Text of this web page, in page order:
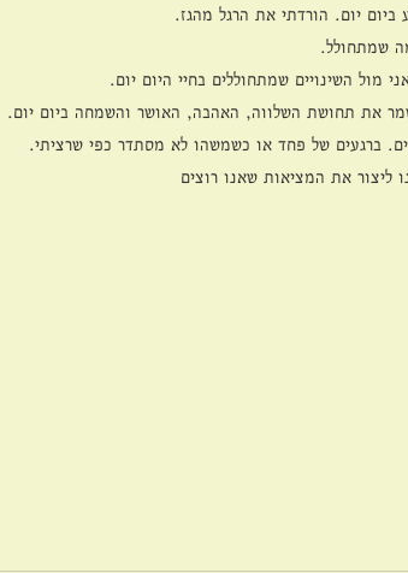
ביום יום. הורדתי את הרגל מהגז.
שמתחולל.
מול השינויים שמתחוללים בחיי היום יום.
את תחושת השלווה, האהבה, האושר והשמחה ביום
ברגעים של פחד או כשמשהו לא מסתדר כפי שרציתי.
ליצור את המציאות שאנו רוצים